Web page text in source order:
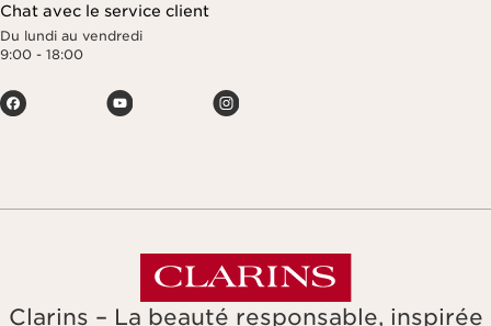
Chat avec le service client
Du lundi au vendredi
9:00 - 18:00
Clarins – La beauté responsable, inspirée